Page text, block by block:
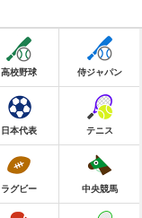
高校野球 侍ジャパン
日本代表 テニス
ラグビー 中央競馬